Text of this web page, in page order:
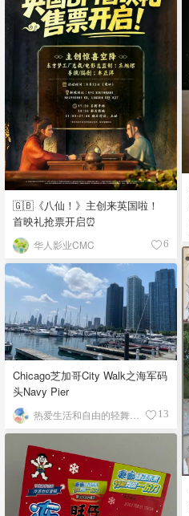
🇬🇧《八仙！》主创来英国啦！
首映礼抢票开启⏰
华人影业CMC 6
Chicago芝加哥City Walk之海军码
头Navy Pier
13